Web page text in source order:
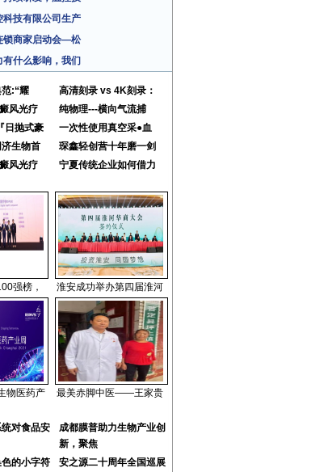
科技有限公司生产
锁商家启动会—松
什么影响，我们
:“耀
高清刻录 vs 4K刻录：
风光疗
纯物理---横向气流捕
日抛式豪
一次性使用真空采●血
生物首
琛鑫轻创营十年磨一剑
风光疗
宁夏传统企业如何借力
强榜， 淮安成功举办第四届淮河
物医药产 最美赤脚中医——王家贵
对食品安
成都膜普助力生物产业创
新，聚焦
的小字符
安之源二十周年全国巡展